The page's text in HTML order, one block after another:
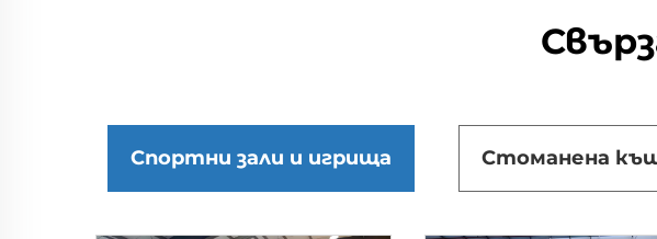
Спортни зали и игрища Стоманена